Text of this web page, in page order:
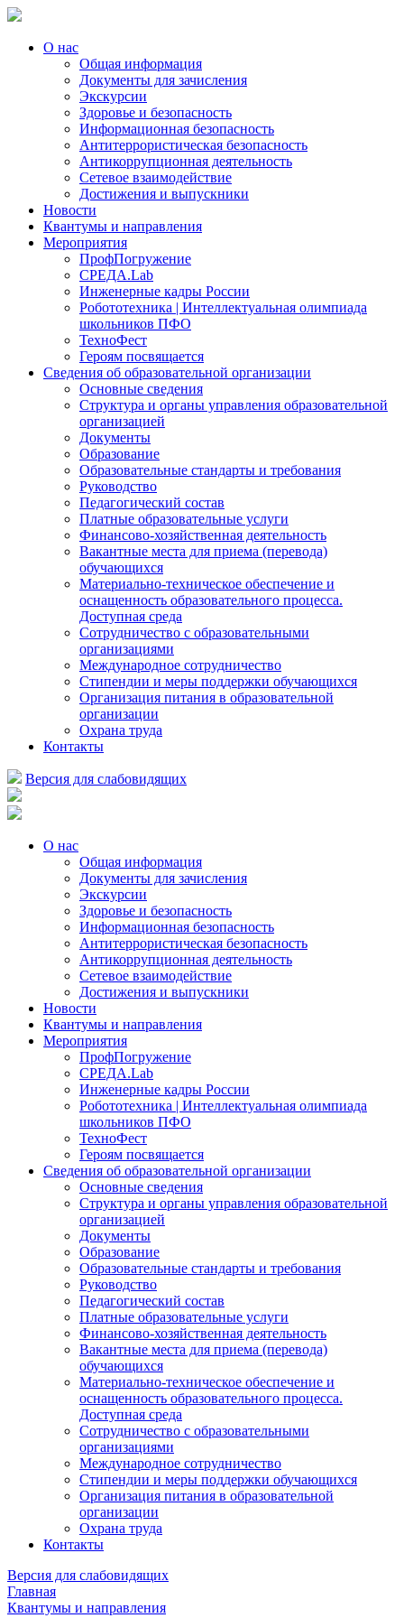
О нас
Общая информация
Документы для зачисления
Экскурсии
Здоровье и безопасность
Информационная безопасность
Антитеррористическая безопасность
Антикоррупционная деятельность
Сетевое взаимодействие
Достижения и выпускники
Новости
Квантумы и направления
Мероприятия
ПрофПогружение
СРЕДА.Lab
Инженерные кадры России
Робототехника | Интеллектуальная олимпиада
школьников ПФО
ТехноФест
Героям посвящается
Сведения об образовательной организации
Основные сведения
Структура и органы управления образовательной
организацией
Документы
Образование
Образовательные стандарты и требования
Руководство
Педагогический состав
Платные образовательные услуги
Финансово-хозяйственная деятельность
Вакантные места для приема (перевода)
обучающихся
Материально-техническое обеспечение и
оснащенность образовательного процесса.
Доступная среда
Сотрудничество с образовательными
организациями
Международное сотрудничество
Стипендии и меры поддержки обучающихся
Организация питания в образовательной
организации
Охрана труда
Контакты
Версия для слабовидящих
О нас
Общая информация
Документы для зачисления
Экскурсии
Здоровье и безопасность
Информационная безопасность
Антитеррористическая безопасность
Антикоррупционная деятельность
Сетевое взаимодействие
Достижения и выпускники
Новости
Квантумы и направления
Мероприятия
ПрофПогружение
СРЕДА.Lab
Инженерные кадры России
Робототехника | Интеллектуальная олимпиада
школьников ПФО
ТехноФест
Героям посвящается
Сведения об образовательной организации
Основные сведения
Структура и органы управления образовательной
организацией
Документы
Образование
Образовательные стандарты и требования
Руководство
Педагогический состав
Платные образовательные услуги
Финансово-хозяйственная деятельность
Вакантные места для приема (перевода)
обучающихся
Материально-техническое обеспечение и
оснащенность образовательного процесса.
Доступная среда
Сотрудничество с образовательными
организациями
Международное сотрудничество
Стипендии и меры поддержки обучающихся
Организация питания в образовательной
организации
Охрана труда
Контакты
Версия для слабовидящих
Главная
Квантумы и направления